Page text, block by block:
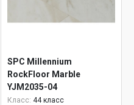
SPC Millennium
RockFloor Marble
YJM2035-04
Класс: 44 класс